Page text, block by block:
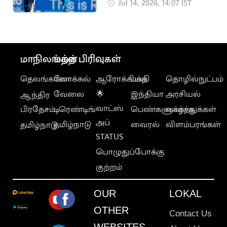
Jul 14, 2026, 14:07 IST
மாநிலங்கள்
தெலங்கானா
ஆந்திர
பிரதேசம்
தமிழ்நாடு
மற்ற பிரிவுகள்
லோக்கல்
வேலை
டிரெண்டிங்
தமிழ்நாடு
ஆரோக்கியம்
🌟
வாட்ஸ்
அப்
STATUS
பொழுதுப்போக்கு
குற்றம்
பக்தி
இந்தியா
பெண்களுக்காக
வைரல்
தொழில்நுட்பம்
அரசியல்
வாழ்த்துக்கள்
விளம்பரங்கள்
OUR
OTHER
LOKAL
Contact Us